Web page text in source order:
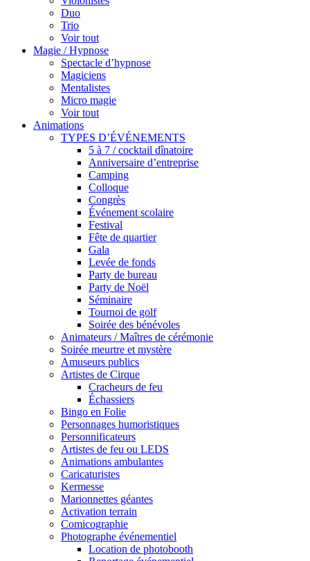
Duo
Trio
Voir tout
Magie / Hypnose
Spectacle d’hypnose
Magiciens
Mentalistes
Micro magie
Voir tout
Animations
TYPES D’ÉVÉNEMENTS
5 à 7 / cocktail dînatoire
Anniversaire d’entreprise
Camping
Colloque
Congrès
Événement scolaire
Festival
Fête de quartier
Gala
Levée de fonds
Party de bureau
Party de Noël
Séminaire
Tournoi de golf
Soirée des bénévoles
Animateurs / Maîtres de cérémonie
Soirée meurtre et mystère
Amuseurs publics
Artistes de Cirque
Cracheurs de feu
Échassiers
Bingo en Folie
Personnages humoristiques
Personnificateurs
Artistes de feu ou LEDS
Animations ambulantes
Caricaturistes
Kermesse
Marionnettes géantes
Activation terrain
Comicographie
Photographe événementiel
Location de photobooth